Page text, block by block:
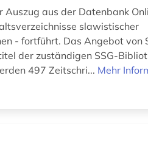
Auszug aus der Datenbank
slawistischer
- fortführt. Das Angebot von
der zuständigen SSG-
497 Zeitschri... Mehr